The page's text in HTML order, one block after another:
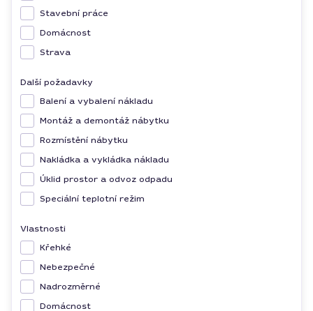
Stavební práce
Domácnost
Strava
Další požadavky
Balení a vybalení nákladu
Montáž a demontáž nábytku
Rozmístění nábytku
Nakládka a vykládka nákladu
Úklid prostor a odvoz odpadu
Speciální teplotní režim
Vlastnosti
Křehké
Nebezpečné
Nadrozměrné
Domácnost